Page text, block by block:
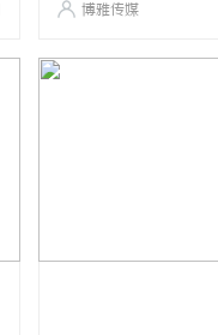
博雅传媒